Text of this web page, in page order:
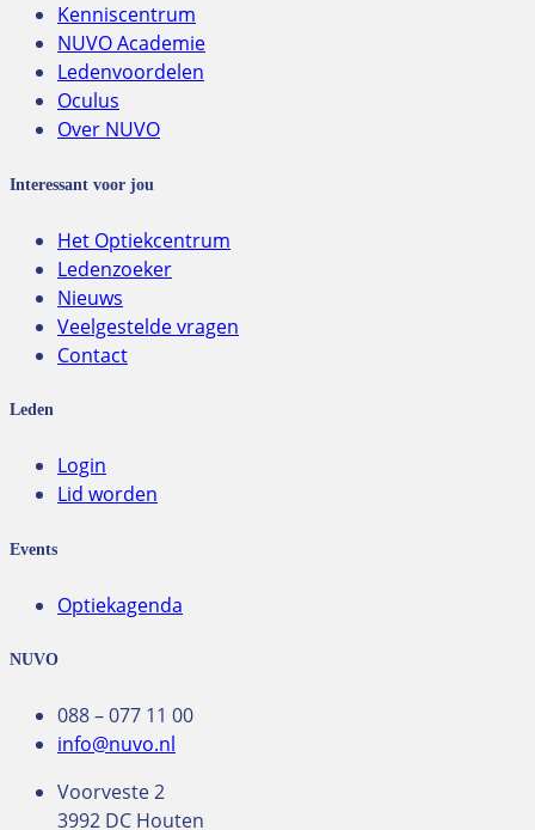
Kenniscentrum
NUVO Academie
Ledenvoordelen
Oculus
Over NUVO
Interessant voor jou
Het Optiekcentrum
Ledenzoeker
Nieuws
Veelgestelde vragen
Contact
Leden
Login
Lid worden
Events
Optiekagenda
NUVO
088 – 077 11 00
info@nuvo.nl
Voorveste 2
3992 DC Houten